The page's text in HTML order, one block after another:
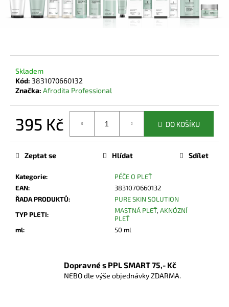
Skladem
Kód: 3831070660132
Značka: Afrodita Professional
395 Kč DO KOŠÍKU
Kategorie:
PÉČE O PLEŤ
EAN:
3831070660132
ŘADA PRODUKTŮ:
PURE SKIN SOLUTION
TYP PLETI: MASTNÁ PLEŤ, AKNÓZNÍ
PLEŤ
ml: 50 ml
Zeptat se Hlídat Sdílet
Dopravné s PPL SMART 75,- Kč
NEBO dle výše objednávky ZDARMA.